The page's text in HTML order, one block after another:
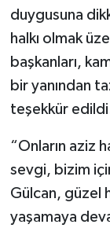
duygusuna
halkı olmak
başkanları,
bir yanından
teşekkür
“Onların aziz
sevgi, bizim
Gülcan, güzel
yaşamaya